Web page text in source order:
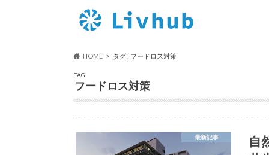
HOME タグ : フードロス対策
TAG
フードロス対策
最新記事
自